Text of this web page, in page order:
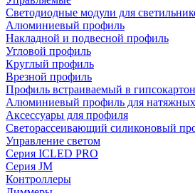
Светодиодные модули для
Алюминиевый профиль
Накладной и подвесной профиль
Угловой профиль
Круглый профиль
Врезной профиль
Профиль встраиваемый в гипсокартон
Алюминиевый профиль для натяжных
Аксессуары для профиля
Светорассеивающий силиконовый
Управление светом
Серия ICLED PRO
Серия JM
Контроллеры